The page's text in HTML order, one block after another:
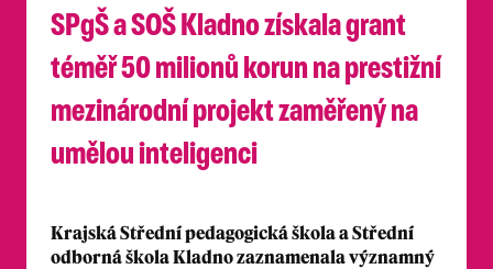
SPgŠ a SOŠ Kladno získala grant
téměř 50 milionů korun na prestižní
mezinárodní projekt zaměřený na
umělou inteligenci
Krajská Střední pedagogická škola a Střední
odborná škola Kladno zaznamenala významný